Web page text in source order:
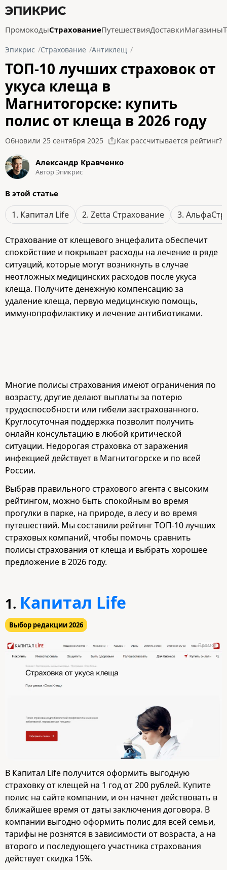
ПромокодыСтрахованиеПутешествияДоставкиМагазины
Эпикрис Страхование Антиклещ
ТОП-10 лучших страховок от
укуса клеща в
Магнитогорске: купить
полис от клеща в 2026 году
Обновили 25 сентября 2025 Как рассчитывается рейтинг?
Александр Кравченко
Автор Эпикрис
В этой статье
1. Капитал Life 2. Zetta Страхование 3.
Страхование от клещевого энцефалита обеспечит
спокойствие и покрывает расходы на лечение в ряде
ситуаций, которые могут возникнуть в случае
неотложных медицинских расходов после укуса
клеща. Получите денежную компенсацию за
удаление клеща, первую медицинскую помощь,
иммунопрофилактику и лечение антибиотиками.
Многие полисы страхования имеют ограничения по
возрасту, другие делают выплаты за потерю
трудоспособности или гибели застрахованного.
Круглосуточная поддержка позволит получить
онлайн консультацию в любой критической
ситуации. Недорогая страховка от заражения
инфекцией действует в Магнитогорске и по всей
России.
Выбрав правильного страхового агента с высоким
рейтингом, можно быть спокойным во время
прогулки в парке, на природе, в лесу и во время
путешествий. Мы составили рейтинг ТОП-10 лучших
страховых компаний, чтобы помочь сравнить
полисы страхования от клеща и выбрать хорошее
предложение в 2026 году.
1. Капитал Life
Выбор редакции 2026
Промо
В Капитал Life получится оформить выгодную
страховку от клещей на 1 год от 200 рублей. Купите
полис на сайте компании, и он начнет действовать в
ближайшее время от даты заключения договора. В
компании выгодно оформить полис для всей семьи,
тарифы не рознятся в зависимости от возраста, а на
второго и последующего участника страхования
действует скидка 15%.